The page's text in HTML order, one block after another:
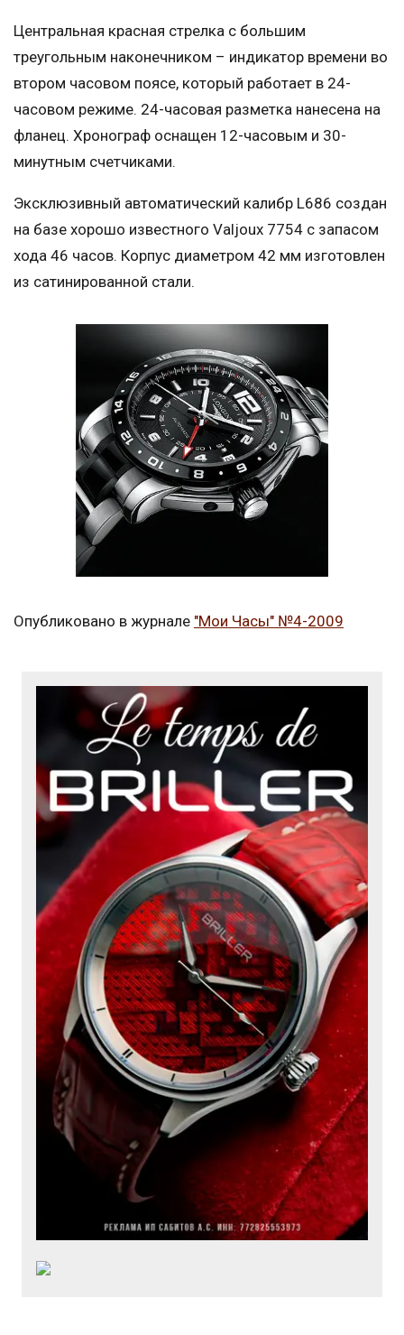
Центральная красная стрелка с большим
треугольным наконечником – индикатор времени во
втором часовом поясе, который работает в 24-
часовом режиме. 24-часовая разметка нанесена на
фланец. Хронограф оснащен 12-часовым и 30-
минутным счетчиками.
Эксклюзивный автоматический калибр L686 создан
на базе хорошо известного Valjoux 7754 с запасом
хода 46 часов. Корпус диаметром 42 мм изготовлен
из сатинированной стали.
Опубликовано в журнале "Мои Часы" №4-2009